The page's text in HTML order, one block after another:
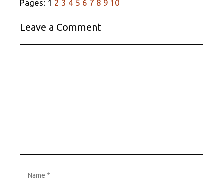
Pages: 1 2 3 4 5 6 7 8 9 10
Leave a Comment